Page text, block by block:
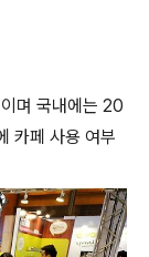
며 국내에는 20
카페 사용 여부